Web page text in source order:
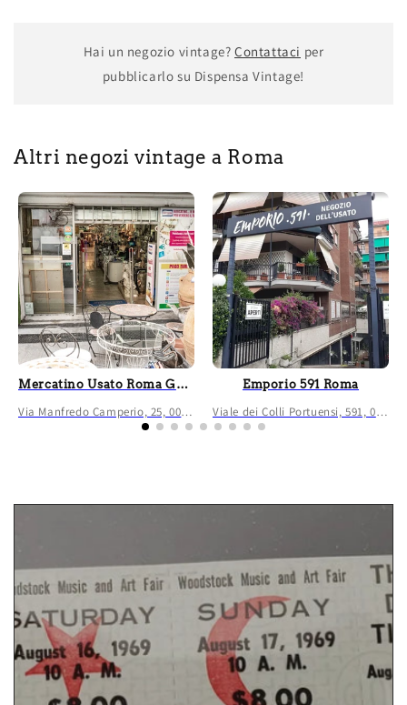
Hai un negozio vintage? Contattaci per
pubblicarlo su Dispensa Vintage!
Altri negozi vintage a Roma
Mercatino Usato Roma Garbatella Franchising
Via Manfredo Camperio, 25, 00154 Roma RM, Italia
Emporio 591 Roma
Viale dei Colli Portuensi, 591, 00151 Roma RM